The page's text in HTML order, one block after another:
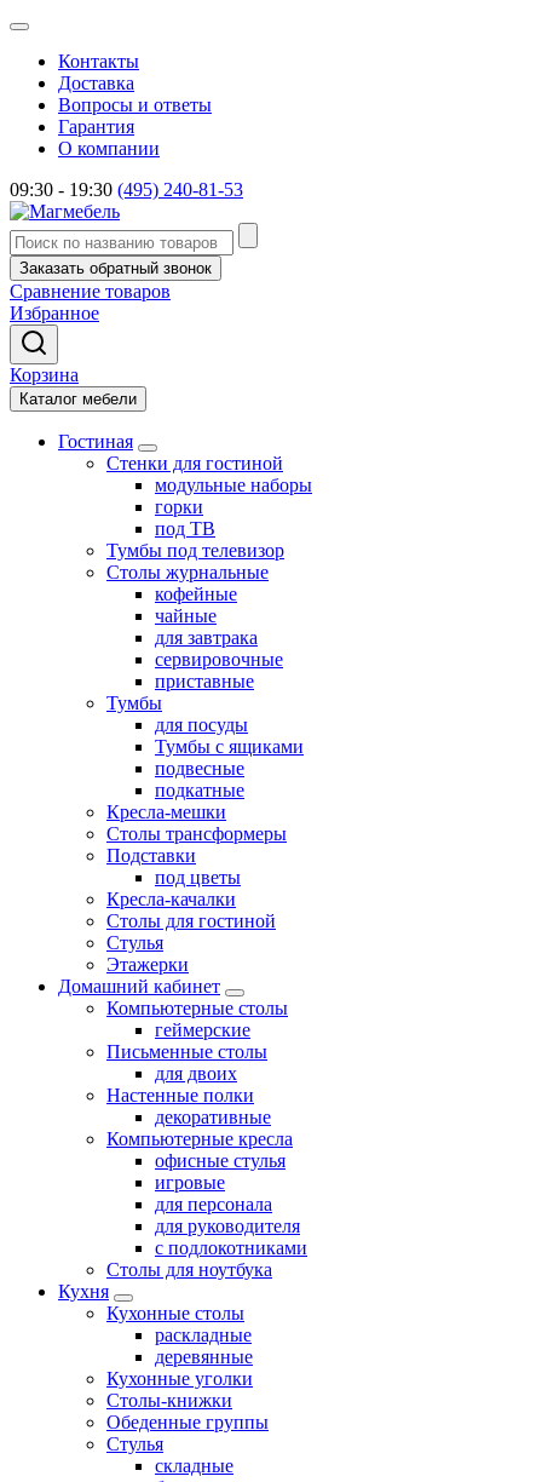
Контакты
Доставка
Вопросы и ответы
Гарантия
О компании
09:30 - 19:30 (495) 240-81-53
Заказать обратный звонок
Сравнение товаров
Избранное
Корзина
Каталог мебели
Гостиная
Стенки для гостиной
модульные наборы
горки
под ТВ
Тумбы под телевизор
Столы журнальные
кофейные
чайные
для завтрака
сервировочные
приставные
Тумбы
для посуды
Тумбы с ящиками
подвесные
подкатные
Кресла-мешки
Столы трансформеры
Подставки
под цветы
Кресла-качалки
Столы для гостиной
Стулья
Этажерки
Домашний кабинет
Компьютерные столы
геймерские
Письменные столы
для двоих
Настенные полки
декоративные
Компьютерные кресла
офисные стулья
игровые
для персонала
для руководителя
с подлокотниками
Столы для ноутбука
Кухня
Кухонные столы
раскладные
деревянные
Кухонные уголки
Столы-книжки
Обеденные группы
Стулья
складные